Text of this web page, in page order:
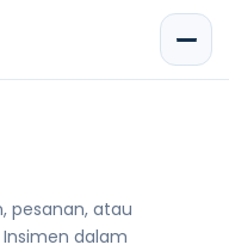
pesanan, atau
dalam